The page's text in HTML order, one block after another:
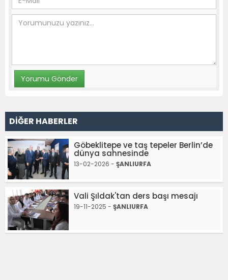
DİĞER HABERLER
Göbeklitepe ve taş tepeler Berlin’de
dünya sahnesinde
13-02-2026 - ŞANLIURFA
Vali Şıldak'tan ders başı mesajı
19-11-2025 - ŞANLIURFA